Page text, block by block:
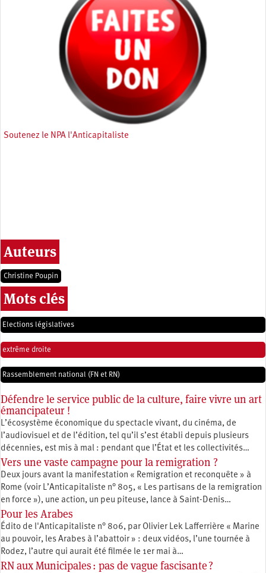
Soutenez le NPA l'Anticapitaliste
Auteurs
Christine Poupin
Mots clés
Elections législatives
extrême droite
Rassemblement national (FN et RN)
Défendre le service public de la culture, faire vivre un art
émancipateur !
L’écosystème économique du spectacle vivant, du cinéma, de
l’audiovisuel et de l’édition, tel qu’il s’est établi depuis plusieurs
décennies, est mis à mal : pendant que l’État et les collectivités…
Vers une vaste campagne pour la remigration ?
Deux jours avant la manifestation « Remigration et reconquête » à
Rome (voir L’Anticapitaliste n° 805, « Les partisans de la remigration
en force »), une action, un peu piteuse, lance à Saint-Denis…
Pour les Arabes
Édito de l'Anticapitaliste n° 806, par Olivier Lek Lafferrière « Marine
au pouvoir, les Arabes à l’abattoir » : deux vidéos, l’une tournée à
Rodez, l’autre qui aurait été filmée le 1er mai à…
RN aux Municipales : pas de vague fascisante ?